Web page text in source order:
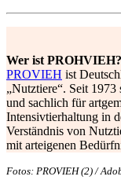
Wer ist PROHVIEH?
PROVIEH ist
„Nutztiere“. Seit
und sachlich für
Intensivtierhaltung in
Verständnis von
mit arteigenen
Fotos: PROVIEH (2) /